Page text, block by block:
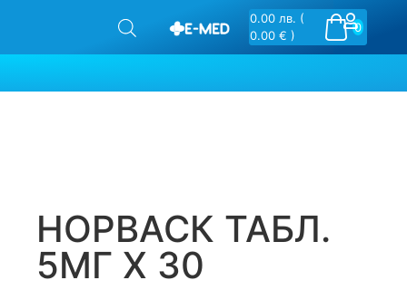
0
0.00 лв. (
0.00 € )
НОРВАСК ТАБЛ.
5МГ Х 30